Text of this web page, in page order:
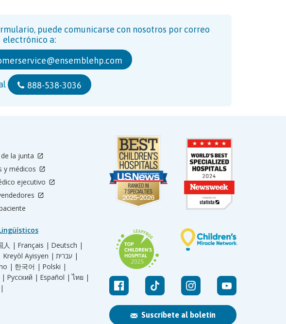
puede comunicarse con nosotros por correo
electrónico a:
888-538-3036
Suscríbete al boletín
la junta
y médicos
ejecutivo
人 | Français | Deutsch |
Kreyòl Ayisyen |
עברית |
| 한국어 | Polski |
| Русский | Español | ไทย |